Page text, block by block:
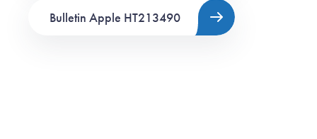
Bulletin Apple HT213490